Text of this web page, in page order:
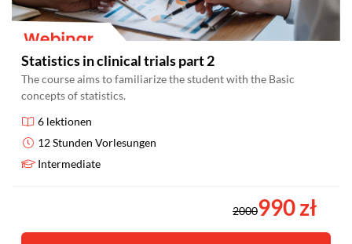
Statistics in clinical trials part 2
The course aims to familiarize the student with the Basic
concepts of statistics.
6 lektionen
12 Stunden Vorlesungen
Intermediate
2000990 zł